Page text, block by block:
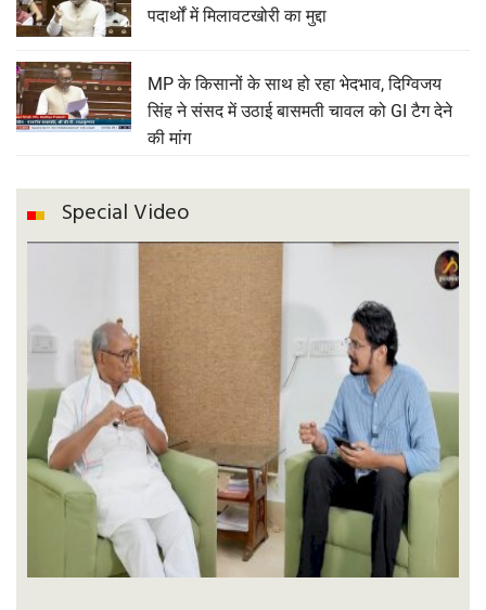
पदार्थों में मिलावटखोरी का मुद्दा
MP के किसानों के साथ हो रहा भेदभाव, दिग्विजय
सिंह ने संसद में उठाई बासमती चावल को GI टैग देने
की मांग
Special Video